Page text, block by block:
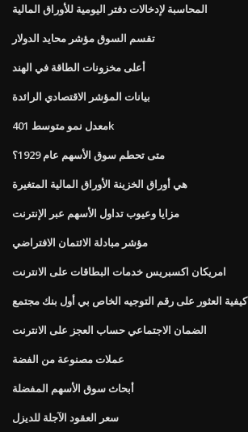
المحاسبة لإدخالات دفتر اليومية للأوراق المالية
تقسم السوق مؤشر محايد الدولار
أعلى مخزونات الطاقة في الهند
بيانات المؤشر الاقتصادي الرائدة
معدل نمو متوسط ​​401k
متى تحطم سوق الأسهم عام 1929؟
هي أوراق الخزينة الأوراق المالية المتغيرة
مزايا وعيوب تداول الأسهم عبر الإنترنت
مؤشر مبادلة الائتمان الافتراضي
امريكان اكسبريس خدمات البطاقات على الانترنت
كيفية العثور على رقم التوجيه الخاص بي أول بنك مجتمع
الضمان الاجتماعي حساب العجز على الانترنت
عملات مصنوعة من الفضة
أبحاث سوق الأسهم المفضلة
سعر العقود الآجلة للديزل